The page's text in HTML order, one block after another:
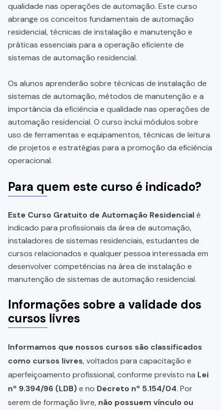
qualidade nas operações de automação. Este curso
abrange os conceitos fundamentais de automação
residencial, técnicas de instalação e manutenção e
práticas essenciais para a operação eficiente de
sistemas de automação residencial.
Os alunos aprenderão sobre técnicas de instalação de
sistemas de automação, métodos de manutenção e a
importância da eficiência e qualidade nas operações de
automação residencial. O curso inclui módulos sobre
uso de ferramentas e equipamentos, técnicas de leitura
de projetos e estratégias para a promoção da eficiência
operacional.
Para quem este curso é indicado?
Este Curso Gratuito de Automação Residencialé
indicado para profissionais da área de automação,
instaladores de sistemas residenciais, estudantes de
cursos relacionados e qualquer pessoa interessada em
desenvolver competências na área de instalação e
manutenção de sistemas de automação residencial.
Informações sobre a validade dos
cursos livres
Informamos que nossos cursos são classificados
como cursos livres, voltados para capacitação e
aperfeiçoamento profissional, conforme previsto na Lei
nº 9.394/96 (LDB)e no Decreto nº 5.154/04. Por
serem de formação livre, não possuem vínculo ou